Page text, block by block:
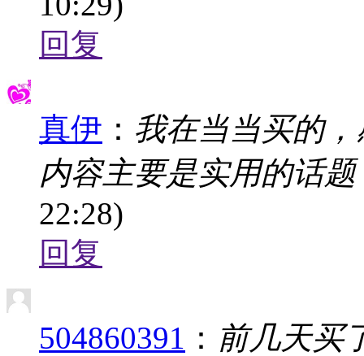
回复
真伊 ： 我在当当买的
内容主要是实用的话
22:28)
回复
504860391 ： 前几天买